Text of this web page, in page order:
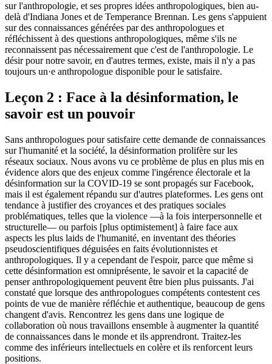
sur l'anthropologie, et ses propres idées anthropologiques, bien au-
delà d'Indiana Jones et de Temperance Brennan. Les gens s'appuient
sur des connaissances générées par des anthropologues et
réfléchissent à des questions anthropologiques, même s'ils ne
reconnaissent pas nécessairement que c'est de l'anthropologie. Le
désir pour notre savoir, en d'autres termes, existe, mais il n'y a pas
toujours un·e anthropologue disponible pour le satisfaire.
Leçon 2 : Face à la désinformation, le
savoir est un pouvoir
Sans anthropologues pour satisfaire cette demande de connaissances
sur l'humanité et la société, la désinformation prolifère sur les
réseaux sociaux. Nous avons vu ce problème de plus en plus mis en
évidence alors que des enjeux comme l'ingérence électorale et la
désinformation sur la COVID-19 se sont propagés sur Facebook,
mais il est également répandu sur d'autres plateformes. Les gens ont
tendance à justifier des croyances et des pratiques sociales
problématiques, telles que la violence —à la fois interpersonnelle et
structurelle— ou parfois [plus optimistement] à faire face aux
aspects les plus laids de l'humanité, en inventant des théories
pseudoscientifiques déguisées en faits évolutionnistes et
anthropologiques. Il y a cependant de l'espoir, parce que même si
cette désinformation est omniprésente, le savoir et la capacité de
penser anthropologiquement peuvent être bien plus puissants. J'ai
constaté que lorsque des anthropologues compétents contestent ces
points de vue de manière réfléchie et authentique, beaucoup de gens
changent d'avis. Rencontrez les gens dans une logique de
collaboration où nous travaillons ensemble à augmenter la quantité
de connaissances dans le monde et ils apprendront. Traitez-les
comme des inférieurs intellectuels en colère et ils renforcent leurs
positions.